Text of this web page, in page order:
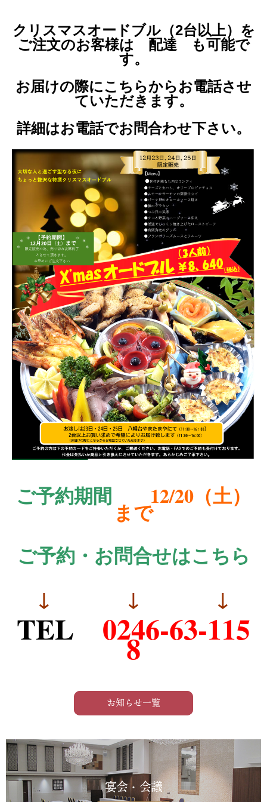
クリスマスオードブル（2台以上）を
ご注文のお客様は 配達 も可能で
す。
お届けの際にこちらからお電話させ
ていただきます。
詳細はお電話でお問合わせ下さい。
ご予約期間 12/20（土）
まで
ご予約・お問合せはこちら
↓ ↓ ↓
TEL 0246-63-115
8
お知らせ一覧
宴会・会議